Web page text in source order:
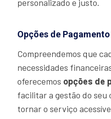
personalizado e justo.
Opções de
Compreendemos que
necessidades
oferecemos opções de
facilitar a gestão do seu
tornar o serviço